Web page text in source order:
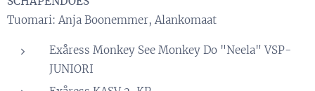
Tuomari: Anja Boonemmer, Alankomaat
Exåress Monkey See Monkey Do "Neela" VSP-
JUNIORI